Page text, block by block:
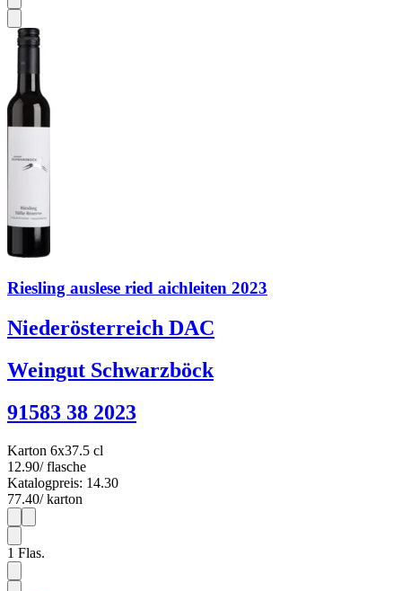
Riesling auslese ried aichleiten 2023
Niederösterreich DAC
Weingut Schwarzböck
91583 38 2023
Karton 6x37.5 cl
12.90/ flasche
Katalogpreis: 14.30
77.40/ karton
1
1 Flas.